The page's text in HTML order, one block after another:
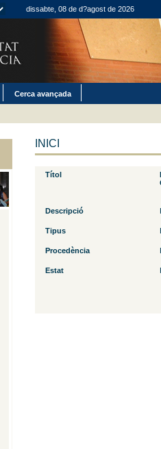
dissabte, 08 de d?agost de 2026
Cerca avançada
INICI
Títol
Descripció
Tipus
Procedència
Estat